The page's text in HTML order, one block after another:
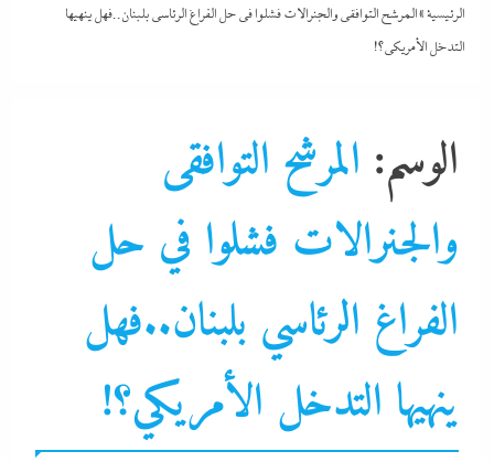
الرئيسية»المرشح التوافقى والجنرالات فشلوا في حل الفراغ الرئاسي بلبنان..فهل ينهيها
التدخل الأمريكي؟!
الوسم: المرشح التوافقى
والجنرالات فشلوا في حل
الفراغ الرئاسي بلبنان..فهل
ينهيها التدخل الأمريكي؟!
التحليل اللحظي
الشرق الأوسط
سوشيال ميديا
عرب و عالم
بعد غياب 75 عاما: منتخب المبارزة يحقق ميدالية عالمية..والأروع أنها
على حساب نظيره الإسرائيلي